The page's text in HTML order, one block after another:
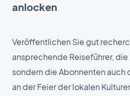
anlocken
Veröffentlichen Sie gut
ansprechende Reiseführer,
sondern die Abonnenten auch
an der Feier der lokalen